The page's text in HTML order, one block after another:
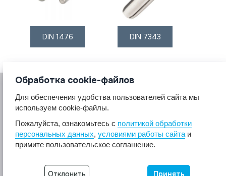
DIN 1476 DIN 7343
© 2017 A2A4
Крепеж из нержавеющей стали А2 А4.
Разработка сайта -
Неткам
Обработка cookie-файлов
Для обеспечения удобства пользователей сайта мы
используем cookie-файлы.
Пожалуйста, ознакомьтесь с политикой обработки
персональных данных, условиями работы сайта и
примите пользовательское соглашение.
Отклонить Принять